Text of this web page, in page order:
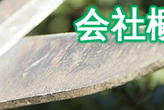
会社